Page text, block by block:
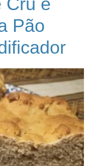
Pão